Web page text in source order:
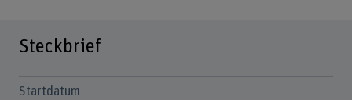
Steckbrief
Startdatum